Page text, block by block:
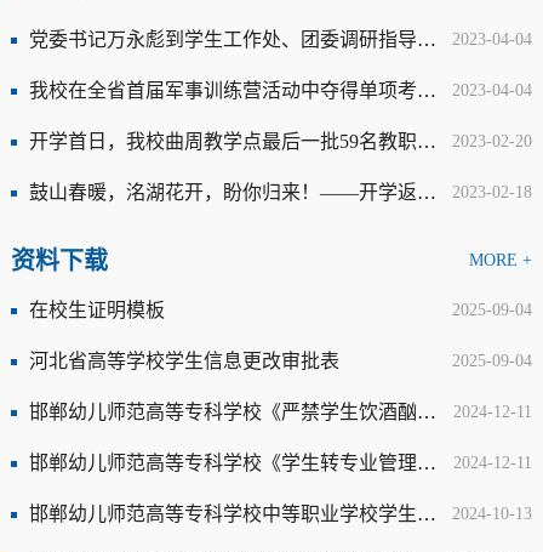
2023-04-04
党委书记万永彪到学生工作处、团委调研指导工作-邯郸幼儿师范高等专科学校
2023-04-04
我校在全省首届军事训练营活动中夺得单项考核一等奖-邯郸幼儿师范高等专科学校
2023-02-20
开学首日，我校曲周教学点最后一批59名教职工全部到主校区报到！
2023-02-18
鼓山春暖，洺湖花开，盼你归来！——开学返校通知，请查收！
资料下载 MORE +
2025-09-04
在校生证明模板
2025-09-04
河北省高等学校学生信息更改审批表
2024-12-11
邯郸幼儿师范高等专科学校《严禁学生饮酒酗酒的规定》
2024-12-11
邯郸幼儿师范高等专科学校《学生转专业管理办法2025（23号）（试行）》
2024-10-13
邯郸幼儿师范高等专科学校中等职业学校学生休（复）学登记表